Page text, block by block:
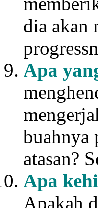
dia akan
Apa
buahnya
atasan?
Apa
Apakah